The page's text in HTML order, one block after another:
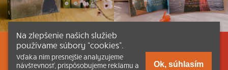
Listovať Obsah Dokumenty a články
Na zlepšenie našich služieb
používame súbory “cookies”.
Vďaka nim presnejšie analyzujeme
návštevnosť, prispôsobujeme reklamu a
Ok, súhlasím